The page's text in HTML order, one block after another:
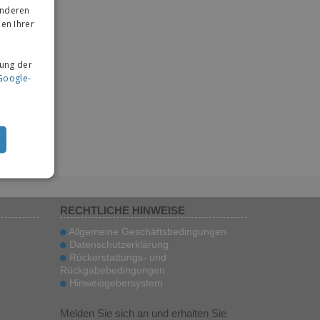
RECHTLICHE HINWEISE
Allgemeine Geschäftsbedingungen
Datenschutzerklärung
Rückerstattungs- und
Rückgabebedingungen
Hinweisgebersystem
Melden Sie sich an und erhalten Sie
Ihrer
der